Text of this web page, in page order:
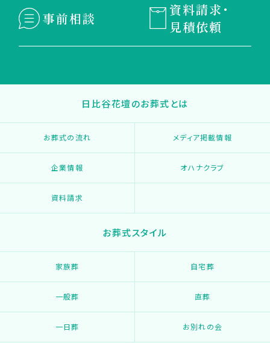
事前相談
資料請求・
見積依頼
日比谷花壇のお葬式とは
お葬式の流れ メディア掲載情報
企業情報 オハナクラブ
資料請求
お葬式スタイル
家族葬 自宅葬
一般葬 直葬
一日葬 お別れの会